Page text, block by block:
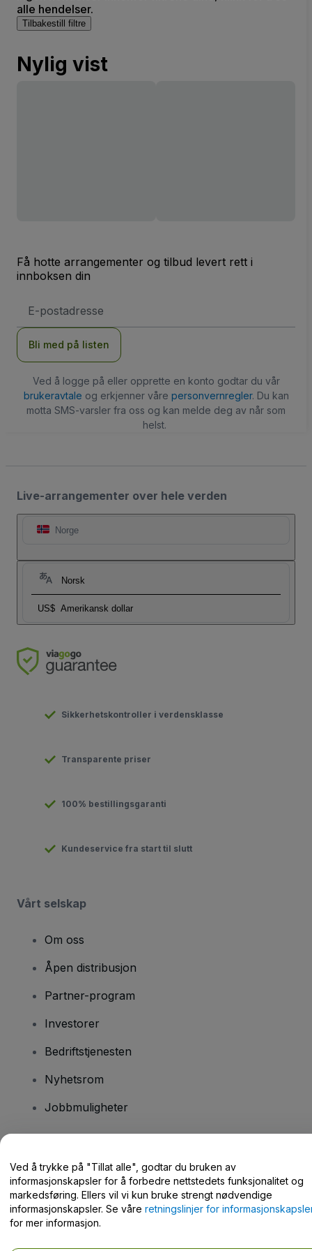
alle hendelser.
Tilbakestill filtre
Nylig vist
Få hotte arrangementer og tilbud levert rett i
innboksen din
postadresse
Bli med på listen
Ved å logge på eller opprette en konto godtar du vår
brukeravtale og erkjenner våre personvernregler. Du kan
motta SMS-varsler fra oss og kan melde deg av når som
helst.
Live-arrangementer over hele verden
Norge
Norsk
US$ Amerikansk dollar
Sikkerhetskontroller i verdensklasse
Transparente priser
100% bestillingsgaranti
Kundeservice fra start til slutt
Vårt selskap
Om oss
Åpen distribusjon
Partner-program
Investorer
Bedriftstjenesten
Nyhetsrom
Jobbmuligheter
Hjelpesenter / kontakt oss
Ved å trykke på "Tillat alle", godtar du bruken av
informasjonskapsler for å forbedre nettstedets funksjonalitet og
markedsføring. Ellers vil vi kun bruke strengt nødvendige
informasjonskapsler. Se våre retningslinjer for
for mer informasjon.